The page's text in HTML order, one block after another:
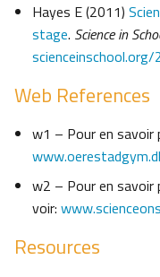
Hayes E (2011)
stage. Science in
Web References
w1 – Pour en savoir
w2 – Pour en savoir
voir:
Resources